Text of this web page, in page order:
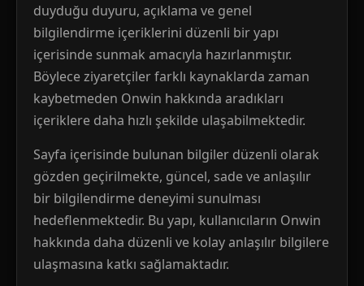
duyduğu duyuru, açıklama ve genel
bilgilendirme içeriklerini düzenli bir yapı
içerisinde sunmak amacıyla hazırlanmıştır.
Böylece ziyaretçiler farklı kaynaklarda zaman
kaybetmeden Onwin hakkında aradıkları
içeriklere daha hızlı şekilde ulaşabilmektedir.
Sayfa içerisinde bulunan bilgiler düzenli olarak
gözden geçirilmekte, güncel, sade ve anlaşılır
bir bilgilendirme deneyimi sunulması
hedeflenmektedir. Bu yapı, kullanıcıların Onwin
hakkında daha düzenli ve kolay anlaşılır bilgilere
ulaşmasına katkı sağlamaktadır.